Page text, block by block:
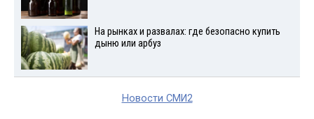
На рынках и развалах: где безопасно купить
дыню или арбуз
Новости СМИ2